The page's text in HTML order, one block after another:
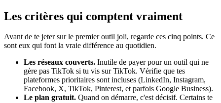
Les critères qui comptent vraiment
Avant de te jeter sur le premier outil joli, regarde ces cinq points. Ce
sont eux qui font la vraie différence au quotidien.
Les réseaux couverts. Inutile de payer pour un outil qui ne
gère pas TikTok si tu vis sur TikTok. Vérifie que tes
plateformes prioritaires sont incluses (LinkedIn, Instagram,
Facebook, X, TikTok, Pinterest, et parfois Google Business).
Le plan gratuit. Quand on démarre, c'est décisif. Certains te